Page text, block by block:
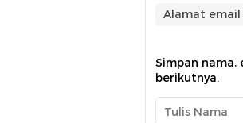
Alamat
Simpan nama,
berikutnya.